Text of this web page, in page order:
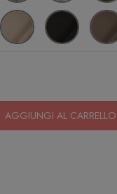
AGGIUNGI AL CARRELLO